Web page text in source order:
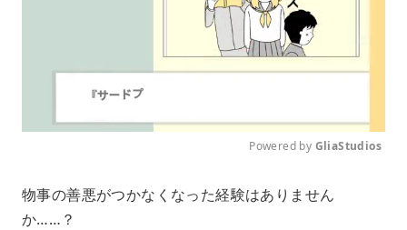
u
Powered by GliaStudios
物事の善悪がつかなくなった経験はありません
か……？